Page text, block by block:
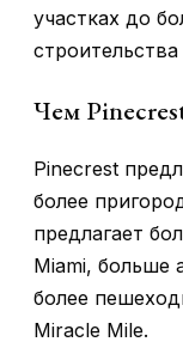
участках до
Чем
Pinecrest
более
предлагает
Miami, больше
более
Miracle Mile.